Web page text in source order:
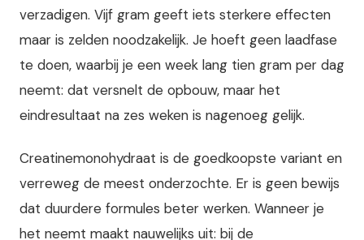
verzadigen. Vijf gram geeft iets sterkere effecten
maar is zelden noodzakelijk. Je hoeft geen laadfase
te doen, waarbij je een week lang tien gram per dag
neemt: dat versnelt de opbouw, maar het
eindresultaat na zes weken is nagenoeg gelijk.
Creatinemonohydraat is de goedkoopste variant en
verreweg de meest onderzochte. Er is geen bewijs
dat duurdere formules beter werken. Wanneer je
het neemt maakt nauwelijks uit: bij de